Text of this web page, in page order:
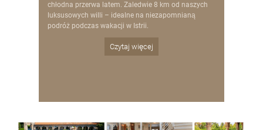
chłodna przerwa latem. Zaledwie 8 km od naszych
luksusowych willi – idealne na niezapomnianą
podróż podczas wakacji w Istrii.
Czytaj więcej